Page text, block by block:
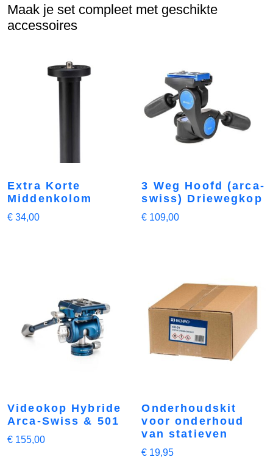
Maak je set compleet met geschikte
accessoires
Extra Korte
Middenkolom
€ 34,00
3 Weg Hoofd (arca-
swiss) Driewegkop
€ 109,00
Videokop Hybride
Arca-Swiss & 501
€ 155,00
Onderhoudskit
voor onderhoud
van statieven
€ 19,95